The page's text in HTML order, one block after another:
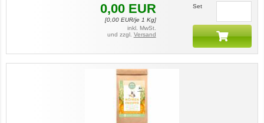
0,00 EUR
[0,00EUR/je 1 Kg]
inkl. MwSt.
und zzgl. Versand
Set